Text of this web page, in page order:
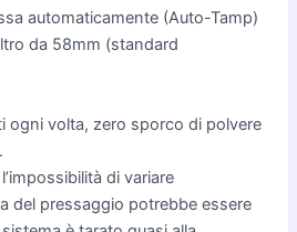
automaticamente (Auto-Tamp)
da 58mm (standard
ogni volta, zero sporco di polvere
di variare
del pressaggio potrebbe essere